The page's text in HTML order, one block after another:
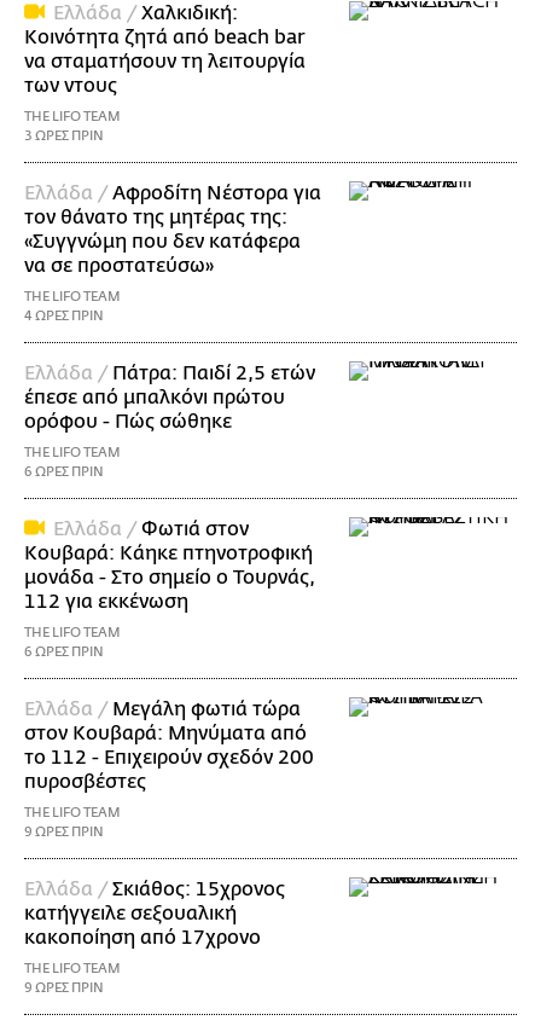
Ελλάδα /Χαλκιδική:
Κοινότητα ζητά από beach bar
να σταματήσουν τη λειτουργία
των ντους
THE LIFO TEAM
3 ΩΡΕΣ ΠΡΙΝ
Ελλάδα /Αφροδίτη Νέστορα για
τον θάνατο της μητέρας της:
«Συγγνώμη που δεν κατάφερα
να σε προστατεύσω»
THE LIFO TEAM
4 ΩΡΕΣ ΠΡΙΝ
Ελλάδα / Πάτρα: Παιδί 2,5 ετών
έπεσε από μπαλκόνι πρώτου
ορόφου - Πώς σώθηκε
THE LIFO TEAM
6 ΩΡΕΣ ΠΡΙΝ
Ελλάδα /Φωτιά στον
Κουβαρά: Κάηκε πτηνοτροφική
μονάδα - Στο σημείο ο Τουρνάς,
112 για εκκένωση
THE LIFO TEAM
6 ΩΡΕΣ ΠΡΙΝ
Ελλάδα / Μεγάλη φωτιά τώρα
στον Κουβαρά: Μηνύματα από
το 112 - Επιχειρούν σχεδόν 200
πυροσβέστες
THE LIFO TEAM
9 ΩΡΕΣ ΠΡΙΝ
Ελλάδα /Σκιάθος: 15χρονος
κατήγγειλε σεξουαλική
κακοποίηση από 17χρονο
THE LIFO TEAM
9 ΩΡΕΣ ΠΡΙΝ